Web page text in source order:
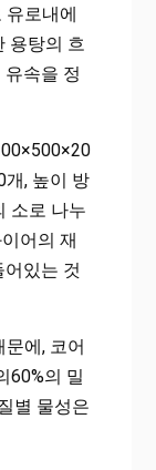
유로내에
용탕의 흐
속을 정
, 높이 방
소로 나누
어의 재
어있는 것
에, 코어
60%의 밀
별 물성은